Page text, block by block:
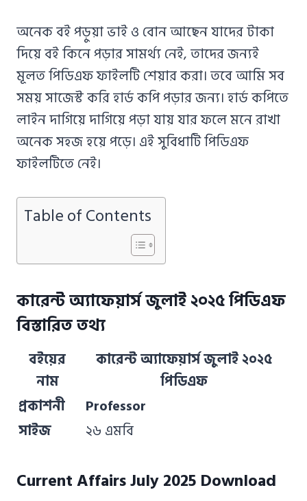
অনেক বই পড়ুয়া ভাই ও বোন আছেন যাদের টাকা
দিয়ে বই কিনে পড়ার সামর্থ্য নেই, তাদের জন্যই
মূলত পিডিএফ ফাইলটি শেয়ার করা। তবে আমি সব
সময় সাজেস্ট করি হার্ড কপি পড়ার জন্য। হার্ড কপিতে
লাইন দাগিয়ে দাগিয়ে পড়া যায় যার ফলে মনে রাখা
অনেক সহজ হয়ে পড়ে। এই সুবিধাটি পিডিএফ
ফাইলটিতে নেই।
Table of Contents
কারেন্ট অ্যাফেয়ার্স জুলাই ২০২৫ পিডিএফ
বিস্তারিত তথ্য
বইয়ের
নাম
কারেন্ট অ্যাফেয়ার্স জুলাই ২০২৫
পিডিএফ
প্রকাশনী
Professor
সাইজ
২৬ এমবি
Current Affairs July 2025 Download